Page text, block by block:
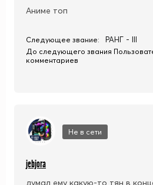
Аниме топ
Следующее звание: РАНГ - III
До следующего звания
комментариев
Не в сети
jebjora
думал ему какую-то тян в